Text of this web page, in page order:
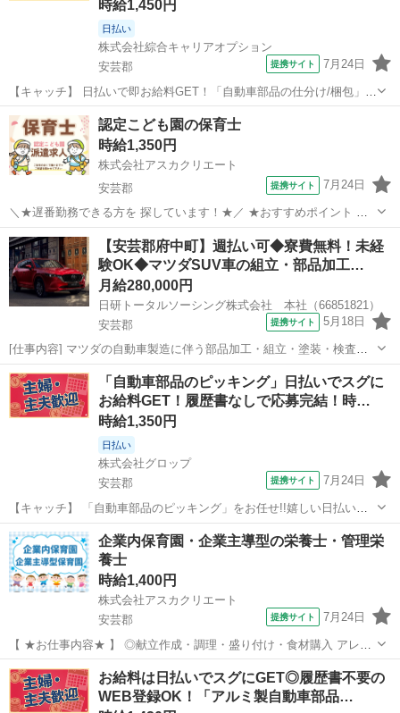
時給1,450円
日払い
株式会社綜合キャリアオプション
安芸郡
提携サイト 7月24日
【キャッチ】 日払いで即お給料GET！「自動車部品の仕分け/梱包」
【未経験スタート大歓迎♪】稼ぐ優先・高収入Work☆程よい残業でお
小遣い稼ぎ♪高時給1450円！ 【コメント】 製造のお仕事をお探しにお
ススメ♪ 「未経験...
広島 安芸郡 仕分け
認定こども園の保育士
時給1,350円
株式会社アスカクリエート
安芸郡
提携サイト 7月24日
＼★遅番勤務できる方を 探しています！★／ ★おすすめポイント ・
高時給～1450円 ・固定時間勤務OK ・保育補助 ・お休みの取りやすい
環境 ・土日祝休みOK ・働きやすさ抜群 ・開始時期相談OK ★主...
広島 安芸郡 保育士
【安芸郡府中町】週払い可◆寮費無料！未経
験OK◆マツダSUV車の組立・部品加工…
月給280,000円
日研トータルソーシング株式会社 本社（66851821）
安芸郡
提携サイト 5月18日
[仕事内容] マツダの自動車製造に伴う部品加工・組立・塗装・検査。
車輪の軸やエンジンのパーツなどの鋳造・機械加工・プレス加工、エ
ンジンや車体の組立、車体の塗装など様々な工程があります。また、
それぞれの工程に部品を供給する運搬...
広島 安芸郡 工場
「自動車部品のピッキング」日払いでスグに
お給料GET！履歴書なしで応募完結！時…
時給1,350円
日払い
株式会社グロップ
安芸郡
提携サイト 7月24日
【キャッチ】 「自動車部品のピッキング」をお任せ!!嬉しい日払い制
度あり♪未経験から活躍中のスタッフ多数★＜長期休暇あり・土日休み
＞安心の大手グループ企業◎フォークリフトの資格が活かせる☆16時
定時で残業少な目◎ 【コメン...
広島 安芸郡 仕分け
企業内保育園・企業主導型の栄養士・管理栄
養士
時給1,400円
株式会社アスカクリエート
安芸郡
提携サイト 7月24日
【 ★お仕事内容★ 】 ◎献立作成・調理・盛り付け・食材購入 アレル
ギー対応・栄養指導(一部) ◎離乳食など0歳児の対応あり ※基本的に
作成した献立あるので 当面こちらを使用してOK！ 慣れた頃に作成し
てい...
広島 安芸郡 キッチン
お給料は日払いでスグにGET◎履歴書不要の
WEB登録OK！「アルミ製自動車部品…